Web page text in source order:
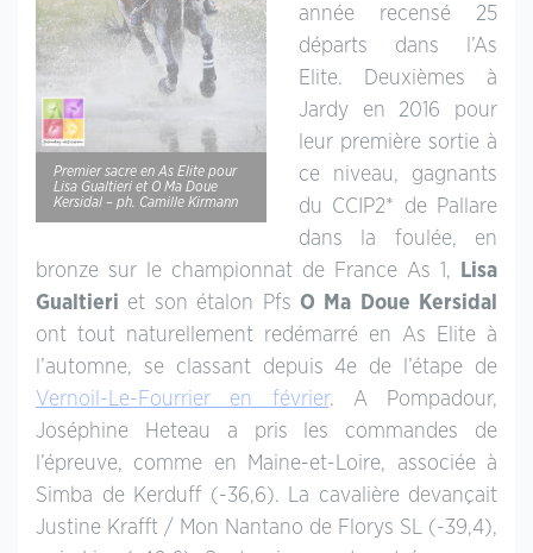
Premier sacre en As Elite pour
Lisa Gualtieri et O Ma Doue
Kersidal – ph. Camille Kirmann
année recensé 25
départs dans l’As
Elite. Deuxièmes à
Jardy en 2016 pour
leur première sortie à
ce niveau, gagnants
du CCIP2* de Pallare
dans la foulée, en
bronze sur le championnat de France As 1,
Lisa
Gualtieri et son étalon Pfs O Ma Doue Kersidal
ont tout naturellement redémarré en As Elite à
l’automne, se classant depuis 4e de l’étape de
Vernoil-Le-Fourrier en février. A Pompadour,
Joséphine Heteau a pris les commandes de
l’épreuve, comme en Maine-et-Loire, associée à
Simba de Kerduff (-36,6). La cavalière devançait
Justine Krafft / Mon Nantano de Florys SL (-39,4),